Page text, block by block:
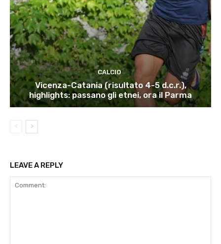
CALCIO
Vicenza-Catania (risultato 4-5 d.c.r.),
highlights: passano gli etnei, ora il Parma
LEAVE A REPLY